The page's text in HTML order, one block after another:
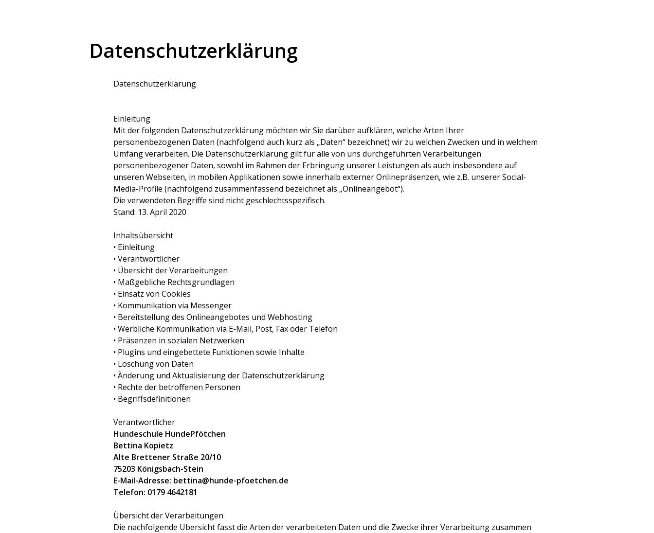
Datenschutzerklärung
Datenschutzerklärung
Einleitung
Mit der folgenden Datenschutzerklärung möchten wir Sie darüber aufklären, welche Arten Ihrer
personenbezogenen Daten (nachfolgend auch kurz als „Daten“ bezeichnet) wir zu welchen Zwecken und in welchem
Umfang verarbeiten. Die Datenschutzerklärung gilt für alle von uns durchgeführten Verarbeitungen
personenbezogener Daten, sowohl im Rahmen der Erbringung unserer Leistungen als auch insbesondere auf
unseren Webseiten, in mobilen Applikationen sowie innerhalb externer Onlinepräsenzen, wie z.B. unserer Social-
Media-Profile (nachfolgend zusammenfassend bezeichnet als „Onlineangebot“).
Die verwendeten Begriffe sind nicht geschlechtsspezifisch.
Stand: 13. April 2020
Inhaltsübersicht
• Einleitung
• Verantwortlicher
• Übersicht der Verarbeitungen
• Maßgebliche Rechtsgrundlagen
• Einsatz von Cookies
• Kommunikation via Messenger
• Bereitstellung des Onlineangebotes und Webhosting
• Werbliche Kommunikation via E-Mail, Post, Fax oder Telefon
• Präsenzen in sozialen Netzwerken
• Plugins und eingebettete Funktionen sowie Inhalte
• Löschung von Daten
• Änderung und Aktualisierung der Datenschutzerklärung
• Rechte der betroffenen Personen
• Begriffsdefinitionen
Verantwortlicher
Hundeschule HundePfötchen
Bettina Kopietz
Alte Brettener Straße 20/10
75203 Königsbach-Stein
E-Mail-Adresse: bettina@hunde-pfoetchen.de
Telefon: 0179 4642181
Übersicht der Verarbeitungen
Die nachfolgende Übersicht fasst die Arten der verarbeiteten Daten und die Zwecke ihrer Verarbeitung zusammen